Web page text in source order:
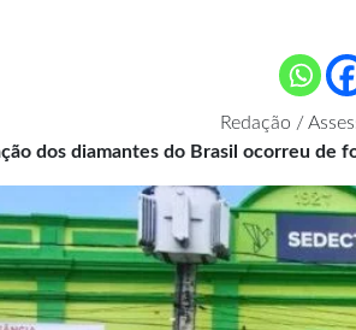
Redação /
dos diamantes do Brasil ocorreu de